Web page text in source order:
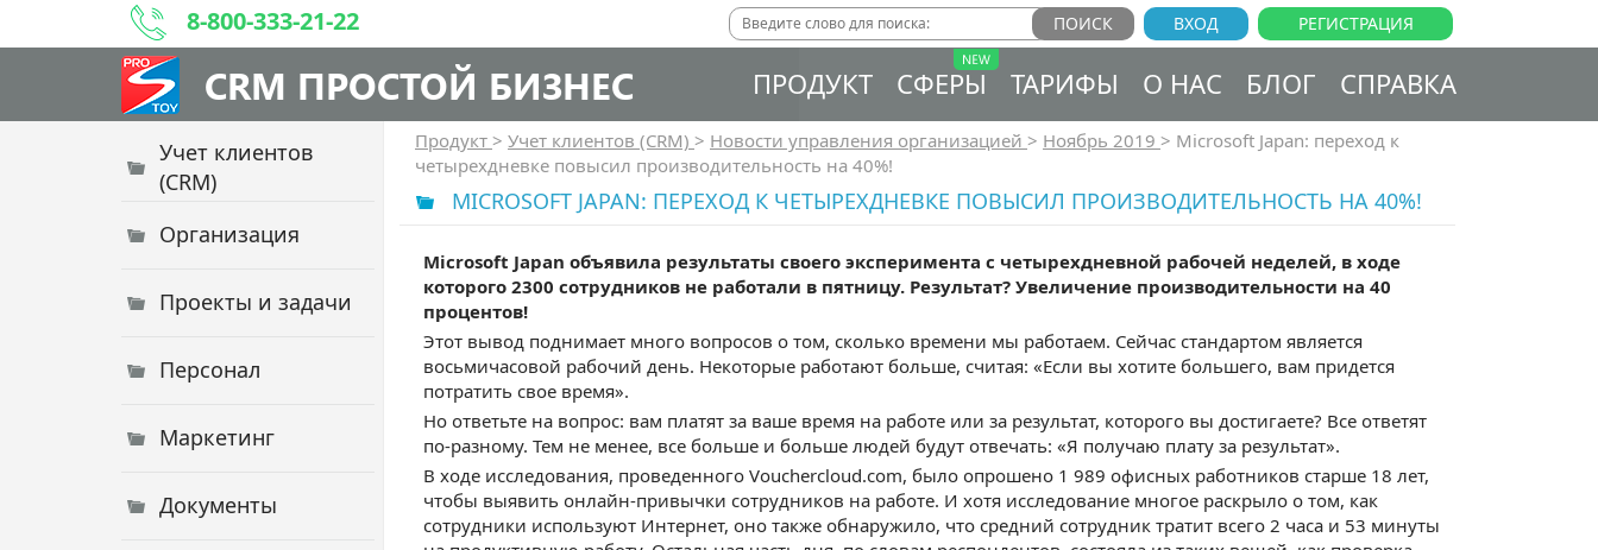
8-800-333-21-22 РЕГИСТРАЦИЯ
ВХОД
CRM ПРОСТОЙ БИЗНЕС ПРОДУКТ СФЕРЫ ТАРИФЫ О НАС БЛОГ СПРАВКА
Учет клиентов
(CRM)
Организация
Проекты и задачи
Персонал
Маркетинг
Документы
Продукт > Учет клиентов (CRM) > Новости управления организацией > Ноябрь 2019 > Microsoft Japan: переход к
четырехдневке повысил производительность на 40%!
MICROSOFT JAPAN: ПЕРЕХОД К ЧЕТЫРЕХДНЕВКЕ ПОВЫСИЛ ПРОИЗВОДИТЕЛЬНОСТЬ НА 40%!
Microsoft Japan объявила результаты своего эксперимента с четырехдневной рабочей неделей, в ходе
которого 2300 сотрудников не работали в пятницу. Результат? Увеличение производительности на 40
процентов!
Этот вывод поднимает много вопросов о том, сколько времени мы работаем. Сейчас стандартом является
восьмичасовой рабочий день. Некоторые работают больше, считая: «Если вы хотите большего, вам придется
потратить свое время».
Но ответьте на вопрос: вам платят за ваше время на работе или за результат, которого вы достигаете? Все ответят
по-разному. Тем не менее, все больше и больше людей будут отвечать: «Я получаю плату за результат».
В ходе исследования, проведенного Vouchercloud.com, было опрошено 1 989 офисных работников старше 18 лет,
чтобы выявить онлайн-привычки сотрудников на работе. И хотя исследование многое раскрыло о том, как
сотрудники используют Интернет, оно также обнаружило, что средний сотрудник тратит всего 2 часа и 53 минуты